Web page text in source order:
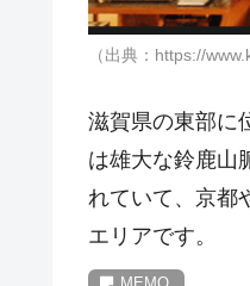
（出典：https://
滋賀県の東部に
は雄大な鈴鹿山
れていて、京都
エリアです。